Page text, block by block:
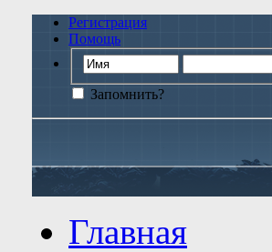
Регистрация
Помощь
Запомнить?
Главная